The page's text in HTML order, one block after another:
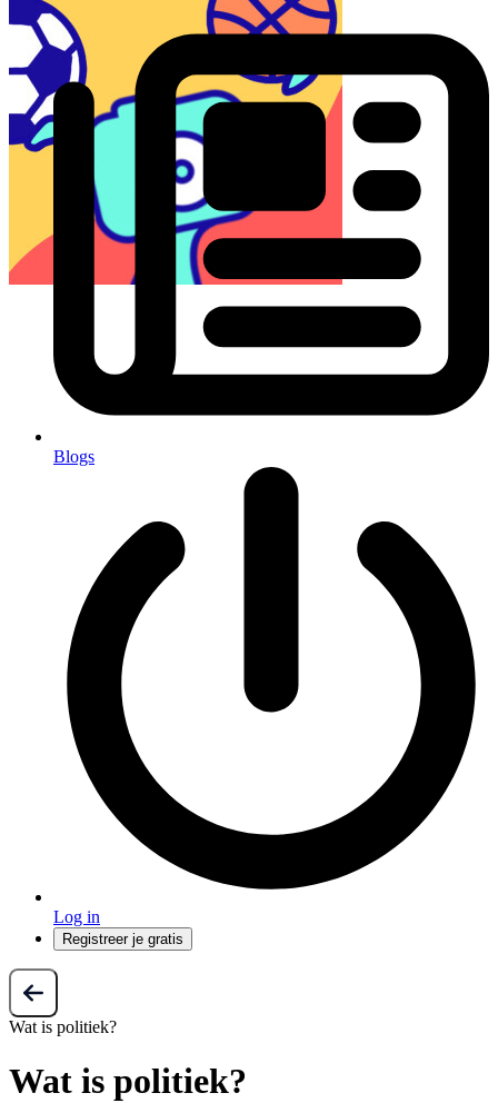
Blogs
Log in
Registreer je gratis
Wat is politiek?
Wat is politiek?